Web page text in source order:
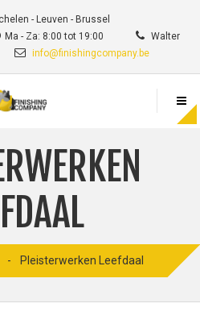
- Leuven - Brussel
Ma - Za: 8:00 tot 19:00
Walter
info@finishingcompany.be
- Pleisterwerken Leefdaal